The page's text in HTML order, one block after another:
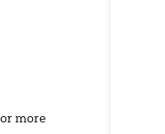
more